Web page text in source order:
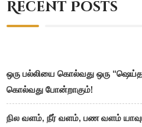
Recent Posts
ஒரு பல்லியை கொல்வது ஒரு
கொல்வது போன்றாகும்!
நில வளம், நீர் வளம், பண வளம்